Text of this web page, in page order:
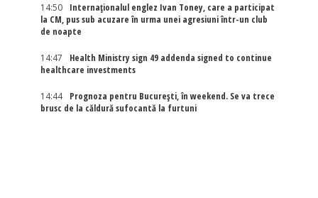
14:50
Internaţionalul englez Ivan Toney, care a participat
la CM, pus sub acuzare în urma unei agresiuni într-un club
de noapte
14:47
Health Ministry sign 49 addenda signed to continue
healthcare investments
14:44
Prognoza pentru București, în weekend. Se va trece
brusc de la căldură sufocantă la furtuni